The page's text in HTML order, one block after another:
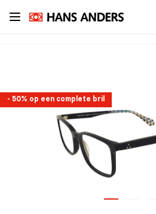
Ga
- 50% op een complete bril